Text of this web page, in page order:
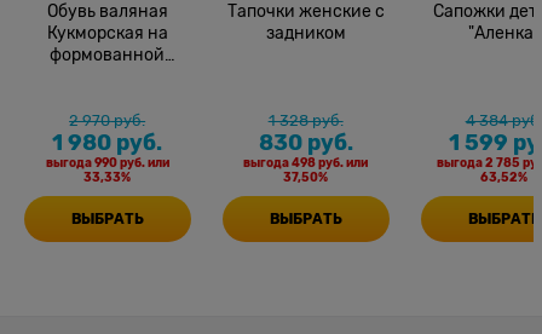
Обувь валяная
Кукморская на
формованной
2 970 руб.
1 980 руб.
выгода990 руб.или
33,33%
ВЫБРАТЬ
Тапочки женские с
задником
1 328 руб.
830 руб.
выгода498 руб.или
37,50%
ВЫБРАТЬ
Сапожки
"Аленка"
4 384 руб.
1 599
выгода2 785
63,52%
ВЫБРАТЬ